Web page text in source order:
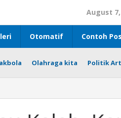
August 7,
Otomatif Contoh Pos
Olahraga kita Politik